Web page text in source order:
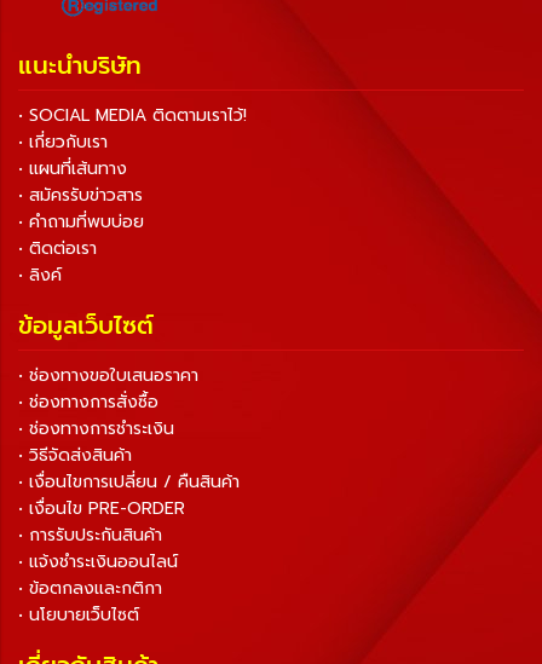
แนะนำบริษัท
• SOCIAL MEDIA ติดตามเราไว้!
• เกี่ยวกับเรา
• แผนที่เส้นทาง
• สมัครรับข่าวสาร
• คำถามที่พบบ่อย
• ติดต่อเรา
• ลิงค์
ข้อมูลเว็บไซต์
• ช่องทางขอใบเสนอราคา
• ช่องทางการสั่งซื้อ
• ช่องทางการชำระเงิน
• วิธีจัดส่งสินค้า
• เงื่อนไขการเปลี่ยน / คืนสินค้า
• เงื่อนไข PRE-ORDER
• การรับประกันสินค้า
• แจ้งชำระเงินออนไลน์
• ข้อตกลงและกติกา
• นโยบายเว็บไซต์